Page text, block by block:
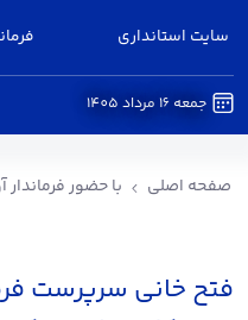
سایت استانداری
جمعه 16 مرداد 1405
صفحه اصلی با حضور فرماندار
فتح خانی سرپرست